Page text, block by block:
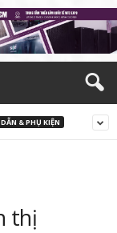
& PHỤ KIỆN
thị